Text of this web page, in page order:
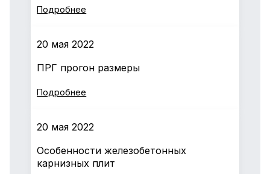
Подробнее
20 мая 2022
ПРГ прогон размеры
Подробнее
20 мая 2022
Особенности железобетонных
карнизных плит